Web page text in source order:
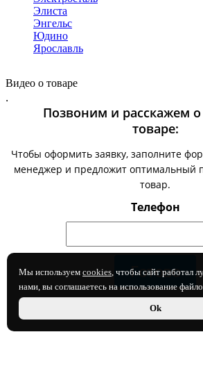
Мы используем cookies, чтобы сайт работал
нами, вы соглашаетесь на использование
Ok
Элиста
Энгельс
Юдино
Ярославль
Видео о товаре
.
Позвоним и расскажем
товаре:
Чтобы оформить заявку, заполните
менеджер и предложит оптимальный
товар.
Телефон
Нажимая на кнопку, вы даете согласие
персональных данных